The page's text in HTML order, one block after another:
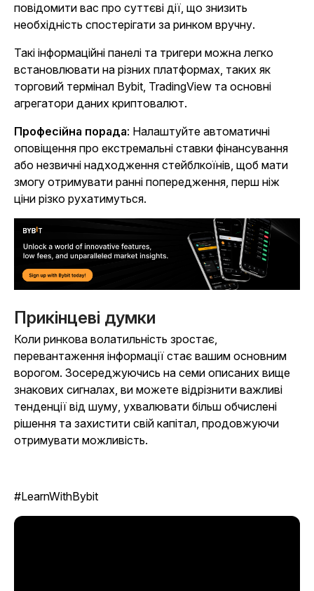
повідомити вас про суттєві дії, що знизить
необхідність спостерігати за ринком вручну.
Такі інформаційні панелі та тригери можна легко
встановлювати на різних платформах, таких як
торговий термінал Bybit, TradingView та основні
агрегатори даних криптовалют.
Професійна порада: Налаштуйте автоматичні
оповіщення про екстремальні ставки фінансування
або незвичні надходження стейблкоїнів, щоб мати
змогу отримувати ранні попередження, перш ніж
ціни різко рухатимуться.
Прикінцеві думки
Коли ринкова волатильність зростає,
перевантаження інформації стає вашим основним
ворогом. Зосереджуючись на семи описаних вище
знакових сигналах, ви можете відрізнити важливі
тенденції від шуму, ухвалювати більш обчислені
рішення та захистити свій капітал, продовжуючи
отримувати можливість.
#LearnWithBybit